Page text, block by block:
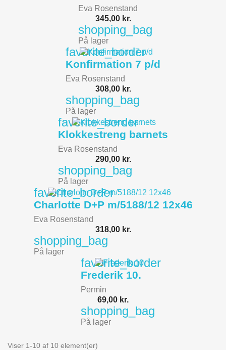
Eva Rosenstand
345,00 kr.
shopping_bag
På lager
favorite_border
Konfirmation 7 p/d
Eva Rosenstand
308,00 kr.
shopping_bag
På lager
favorite_border
Klokkestreng barnets
Eva Rosenstand
290,00 kr.
shopping_bag
På lager
favorite_border
Charlotte D+P m/5188/12 12x46
Eva Rosenstand
318,00 kr.
shopping_bag
På lager
favorite_border
Frederik 10.
Permin
69,00 kr.
shopping_bag
På lager
Viser 1-10 af 10 element(er)